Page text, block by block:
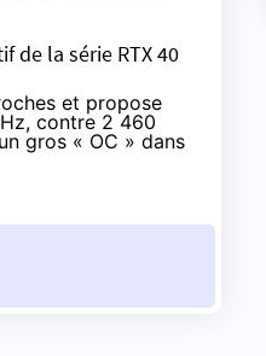
de la série RTX 40
et propose
contre 2 460
gros « OC » dans